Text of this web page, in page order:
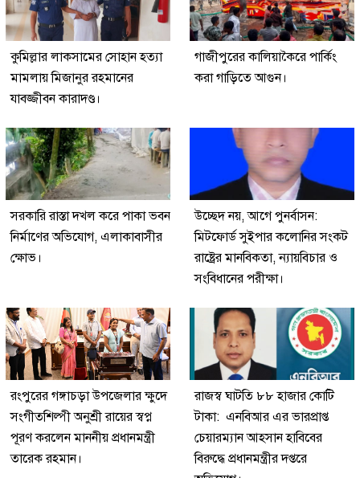
কুমিল্লার লাকসামের সোহান হত্যা
মামলায় মিজানুর রহমানের
যাবজ্জীবন কারাদণ্ড।
গাজীপুরের কালিয়াকৈরে পার্কিং
করা গাড়িতে আগুন।
সরকারি রাস্তা দখল করে পাকা ভবন
নির্মাণের অভিযোগ, এলাকাবাসীর
ক্ষোভ।
উচ্ছেদ নয়, আগে পুনর্বাসন:
মিটফোর্ড সুইপার কলোনির সংকট
রাষ্ট্রের মানবিকতা, ন্যায়বিচার ও
সংবিধানের পরীক্ষা।
রংপুরের গঙ্গাচড়া উপজেলার ক্ষুদে
সংগীতশিল্পী অনুশ্রী রায়ের স্বপ্ন
পূরণ করলেন মাননীয় প্রধানমন্ত্রী
তারেক রহমান।
রাজস্ব ঘাটতি ৮৮ হাজার কোটি
টাকা: এনবিআর এর ভারপ্রাপ্ত
চেয়ারম্যান আহসান হাবিবের
বিরুদ্ধে প্রধানমন্ত্রীর দপ্তরে